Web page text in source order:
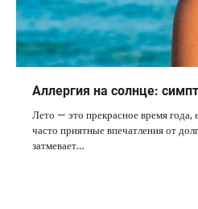
Аллергия на солнце:
Лето — это прекрасное время года,
часто приятные впечатления от
затмевает…